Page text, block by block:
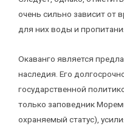
очень сильно зависит от
для них воды и
Окаванго является
наследия. Его
государственной
только заповедник
охраняемый статус),